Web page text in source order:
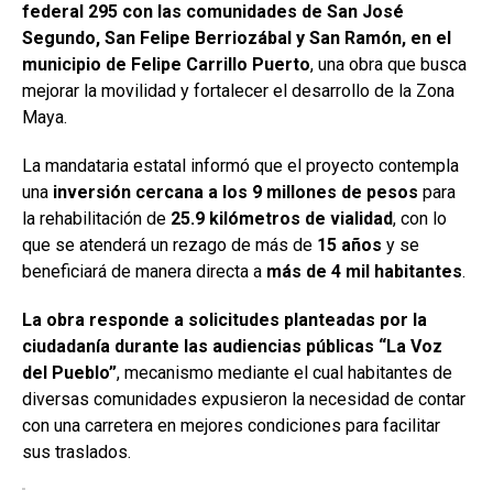
federal 295 con las comunidades de San José
Segundo, San Felipe Berriozábal y San Ramón, en el
municipio de Felipe Carrillo Puerto, una obra que busca
mejorar la movilidad y fortalecer el desarrollo de la Zona
Maya.
La mandataria estatal informó que el proyecto contempla
una inversión cercana a los 9 millones de pesos para
la rehabilitación de 25.9 kilómetros de vialidad, con lo
que se atenderá un rezago de más de 15 años y se
beneficiará de manera directa a más de 4 mil habitantes.
La obra responde a solicitudes planteadas por la
ciudadanía durante las audiencias públicas “La Voz
del Pueblo”, mecanismo mediante el cual habitantes de
diversas comunidades expusieron la necesidad de contar
con una carretera en mejores condiciones para facilitar
sus traslados.